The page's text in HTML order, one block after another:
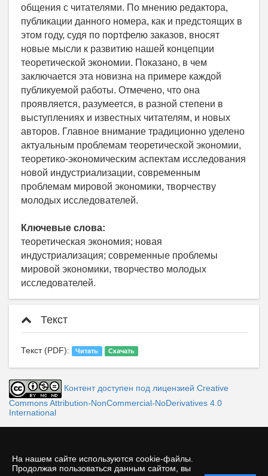
На нашем сайте используются cookie-файлы.
Продолжая пользоваться данным сайтом, вы
общения с читателями. По мнению редактора,
публикации данного номера, как и предстоящих в
этом году, судя по портфелю заказов, вносят
новые мысли к развитию нашей концепции
теоретической экономии. Показано, в чем
заключается эта новизна на примере каждой
публикуемой работы. Отмечено, что она
проявляется, разумеется, в разной степени в
выступлениях и известных читателям, и новых
авторов. Главное внимание традиционно уделено
актуальным проблемам теоретической экономии,
теоретико-экономическим аспектам исследования
новой индустриализации, современным
проблемам мировой экономики, творчеству
молодых исследователей.
Ключевые слова:
теоретическая экономия; новая
индустриализация; современные проблемы
мировой экономики, творчество молодых
исследователей.
Текст
Текст (PDF): Читать Скачать
Контент доступен под лицензией Creative
Commons Attribution-NonCommercial-NoDerivatives 4.0
International